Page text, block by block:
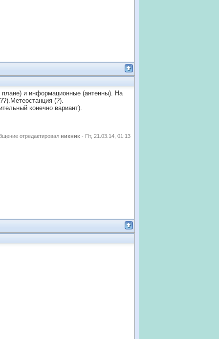
и информационные (антенны). На
(?).
конечно вариант).
отредактировал никник - Пт, 21.03.14, 01:13